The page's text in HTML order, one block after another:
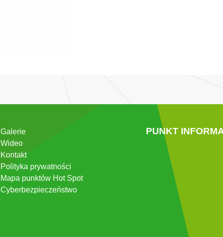
Galerie
Wideo
Kontakt
Polityka prywatności
Mapa punktów Hot Spot
Cyberbezpieczeństwo
PUNKT